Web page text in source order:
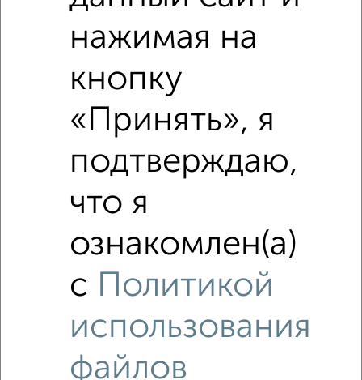
Похожие предложения рядом
Дачи недалеко от
нажимая на
кнопку
«Принять», я
подтверждаю,
что я
ознакомлен(а)
с Политикой
использования
файлов